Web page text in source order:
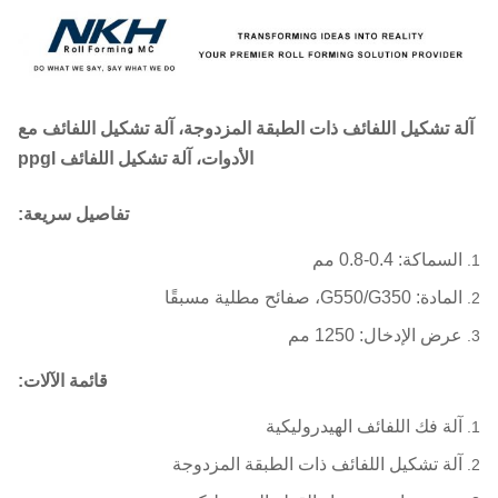
آلة تشكيل اللفائف ذات الطبقة المزدوجة، آلة تشكيل اللفائف مع
الأدوات، آلة تشكيل اللفائف ppgl
تفاصيل سريعة:
السماكة: 0.4-0.8 مم
المادة: G550/G350، صفائح مطلية مسبقًا
عرض الإدخال: 1250 مم
قائمة الآلات:
آلة فك اللفائف الهيدروليكية
آلة تشكيل اللفائف ذات الطبقة المزدوجة